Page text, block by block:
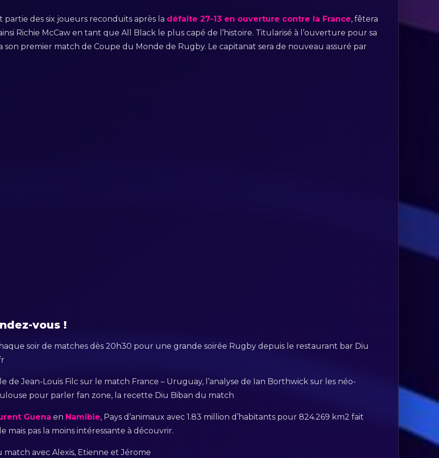
des six joueurs reconduits après la défaite 27-13 en ouverture contre la France, fêtera
Richie McCaw en tant que All Black le plus capé de l’histoire. Titularisé à l’ouverture pour sa
son premier match de Coupe du Monde de Rugby. Le capitanat sera de nouveau assuré par
vous !
soir de matches dès 20h30 pour une grande soirée Rugby depuis le restaurant bar Diu
Jean-Louis Filc sur le match France – Uruguay, l’analyse de Ian Borthwick sur les néo-
pour parler fan zone, la recette Diu Biban du match
Guena en Namibie, Pays d’animaux avec 1.83 million d’habitants pour 824.269 km2 fait
mais pas la moins intéressante à découvrir.
avec Alexis, Etienne et Jérome